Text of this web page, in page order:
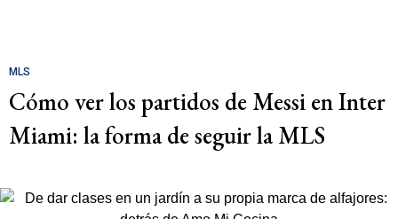
MLS
Cómo ver los partidos de Messi en Inter
Miami: la forma de seguir la MLS